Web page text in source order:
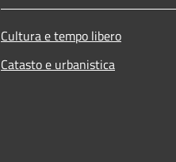
Cultura e tempo libero
Catasto e urbanistica